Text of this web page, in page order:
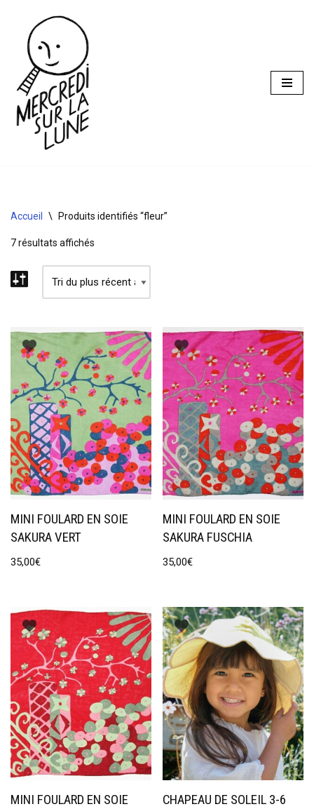
Aller
contenu
Accueil \ Produits identifiés “fleur”
7 résultats affichés
MINI FOULARD EN SOIE
SAKURA VERT
35,00€
MINI FOULARD EN SOIE
SAKURA FUSCHIA
35,00€
MINI FOULARD EN SOIE
CHAPEAU DE SOLEIL 3-6